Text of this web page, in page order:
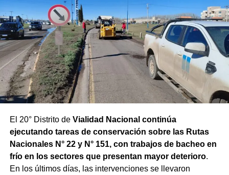
El 20° Distrito de Vialidad Nacional continúa
ejecutando tareas de conservación sobre las Rutas
Nacionales N° 22 y N° 151, con trabajos de bacheo en
frío en los sectores que presentan mayor deterioro.
En los últimos días, las intervenciones se llevaron